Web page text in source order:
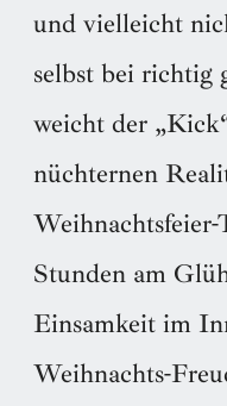
und vielleicht
selbst bei richtig
weicht der
nüchternen
Stunden am
Einsamkeit im
Weihnachts-